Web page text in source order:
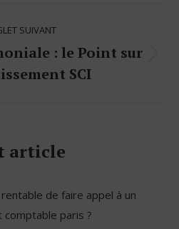
SUIVANT
Onglet
suivant
: le Point sur
SCI
article
de faire appel à un
comptable paris ?